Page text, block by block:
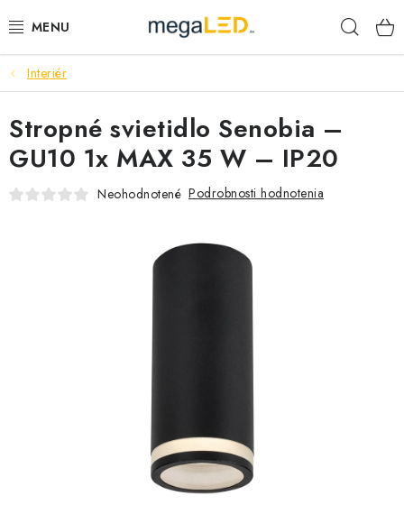
na
PRIEMYSEL
SVIETIDLÁ
ŽIAROVKY A TRUBICE
SAMSUNG SVIETIDLÁ
SEZÓNNE VÝPREDAJE POĽNOPOTREBY
Interiér
Stropné svietidlo Senobia –
GU10 1x MAX 35 W – IP20
Neohodnotené Podrobnosti hodnotenia